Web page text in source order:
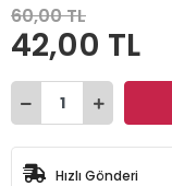
60,00 TL
42,00 TL
Hızlı Gönderi